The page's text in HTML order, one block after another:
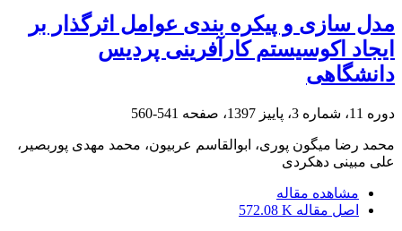
مدل سازی و پیکره بندی عوامل اثرگذار بر
ایجاد اکوسیستم کارآفرینی پردیس
دانشگاهی
دوره 11، شماره 3، پاییز 1397، صفحه 541-560
محمد رضا میگون پوری، ابوالقاسم عربیون، محمد مهدی پوربصیر،
علی مبینی دهکردی
مشاهده مقاله
اصل مقاله 572.08 K